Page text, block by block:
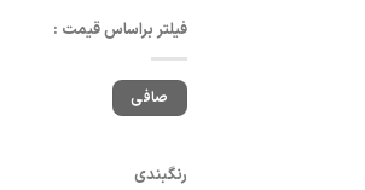
فیلتر براساس قیمت :
حداقل
قیمت
حداكثر
قيمت
صافی
رنگبندی